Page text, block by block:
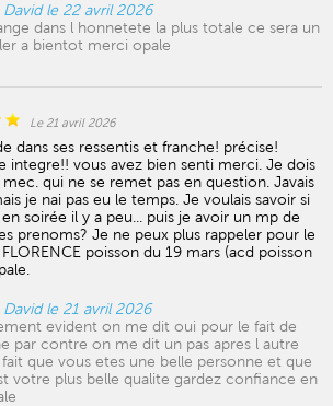
le 22 avril 2026
dans l honnetete la plus totale ce sera un
a bientot merci opale
Le 21 avril 2026
dans ses ressentis et franche! précise!
integre!! vous avez bien senti merci. Je dois
qui ne se remet pas en question. Javais
je nai pas eu le temps. Je voulais savoir si
soirée il y a peu... puis je avoir un mp de
prenoms? Je ne peux plus rappeler pour le
poisson du 19 mars (acd poisson
le 21 avril 2026
evident on me dit oui pour le fait de
par contre on me dit un pas apres l autre
que vous etes une belle personne et que
votre plus belle qualite gardez confiance en